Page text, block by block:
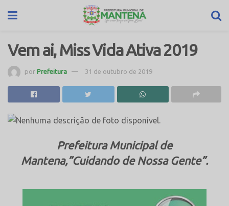
Vem ai, Miss Vida Ativa 2019
por Prefeitura 31 de outubro de 2019
Prefeitura Municipal de
Mantena,”Cuidando de Nossa Gente”.